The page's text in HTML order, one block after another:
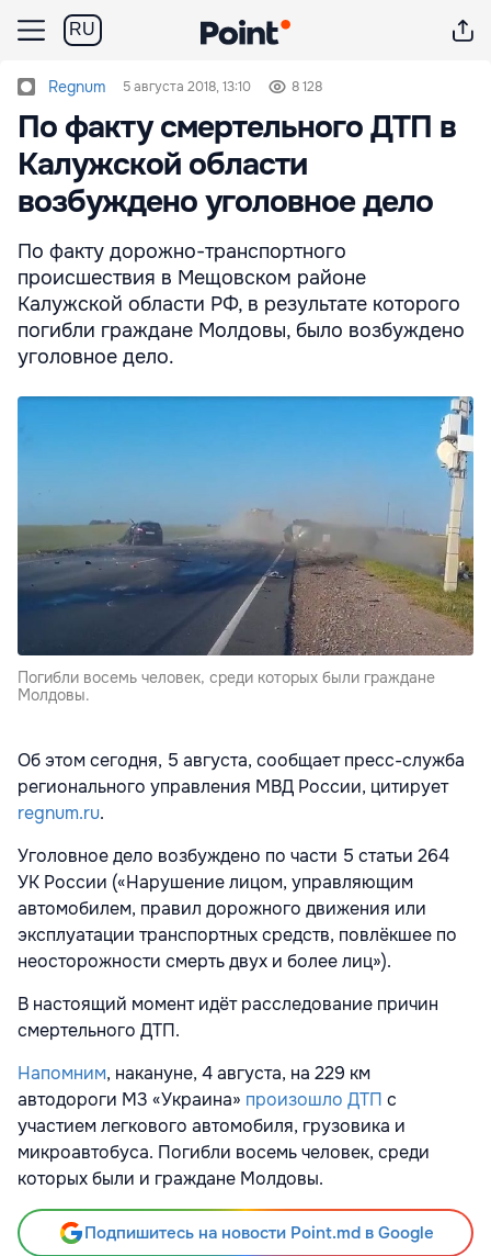
RU
Regnum 5 августа 2018, 13:10 8 128
По факту смертельного ДТП в
Калужской области
возбуждено уголовное дело
По факту дорожно-транспортного
происшествия в Мещовском районе
Калужской области РФ, в результате которого
погибли граждане Молдовы, было возбуждено
уголовное дело.
Погибли восемь человек, среди которых были граждане
Молдовы.
Об этом сегодня, 5 августа, сообщает пресс-служба
регионального управления МВД России, цитирует
regnum.ru.
Уголовное дело возбуждено по части 5 статьи 264
УК России («Нарушение лицом, управляющим
автомобилем, правил дорожного движения или
эксплуатации транспортных средств, повлёкшее по
неосторожности смерть двух и более лиц»).
В настоящий момент идёт расследование причин
смертельного ДТП.
Напомним, накануне, 4 августа, на 229 км
автодороги М3 «Украина» произошло ДТП с
участием легкового автомобиля, грузовика и
микроавтобуса. Погибли восемь человек, среди
которых были и граждане Молдовы.
Подпишитесь на новости Point.md в Google